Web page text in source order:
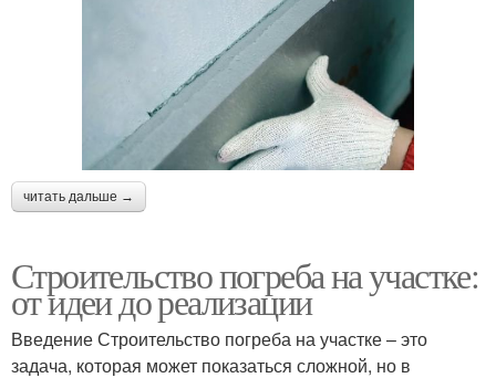
читать дальше →
Строительство погреба на участке:
от идеи до реализации
Введение Строительство погреба на участке – это
задача, которая может показаться сложной, но в